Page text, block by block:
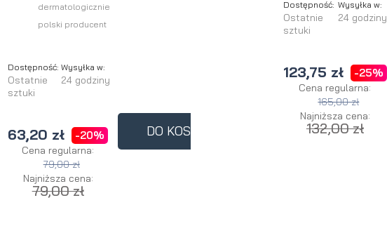
dermatologicznie
polski producent
Dostępność:
Ostatnie
sztuki
Wysyłka w:
24 godziny
63,20 zł -20%
Cena regularna:
79,00 zł
Najniższa cena:
79,00 zł
DO KOSZYKA
Dostępność:
Ostatnie
sztuki
Wysyłka w:
24 godziny
123,75 zł -25%
Cena regularna:
165,00 zł
Najniższa cena:
132,00 zł